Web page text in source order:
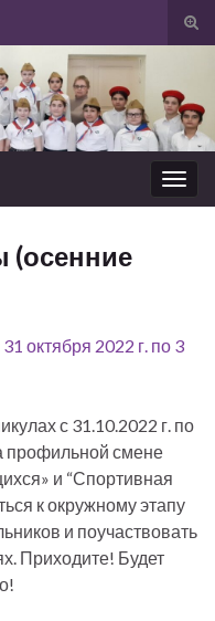
Вкл/
Вкл/
выкл
октября 2022 г. по 3
с 31.10.2022 г. по
профильной смене
и “Спортивная
к окружному этапу
и поучаствовать
Приходите! Будет